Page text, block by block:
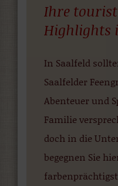
Ihre
Highlights
In Saalfeld
Saalfelder
Abenteuer und
Familie
doch in die
begegnen Sie